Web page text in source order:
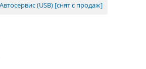
(USB) [снят с продаж]